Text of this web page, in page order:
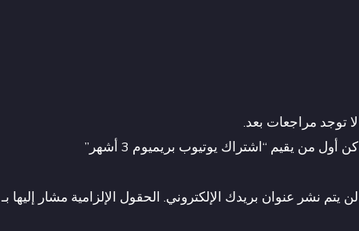
لا توجد مراجعات بعد.
كن أول من يقيم “اشتراك يوتيوب بريميوم 3 أشهر”
لن يتم نشر عنوان بريدك الإلكتروني. الحقول الإلزامية مشار إليها بـ